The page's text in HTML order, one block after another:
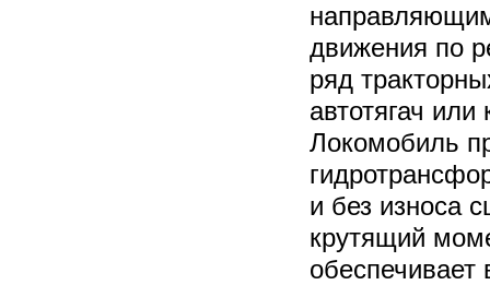
движения по
ряд
автотягач
Локомобиль
и без износа
крутящий